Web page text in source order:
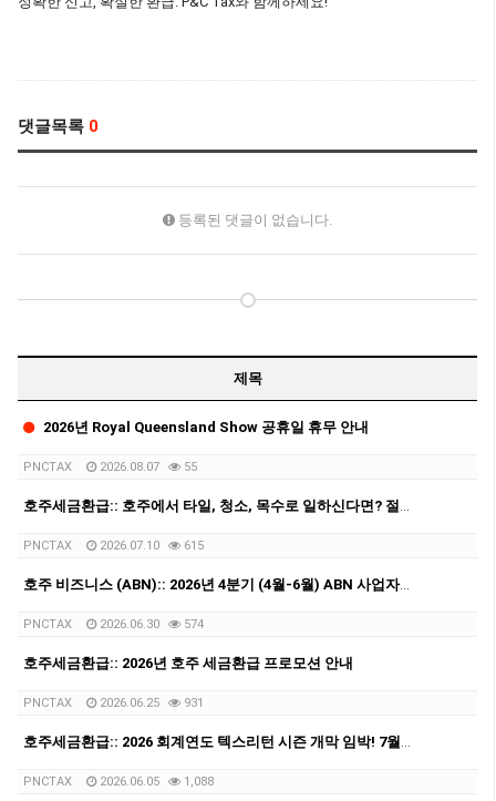
댓글목록 0
등록된 댓글이 없습니다.
제목
2026년 Royal Queensland Show 공휴일 휴무 안내
PNCTAX 2026.08.07 55
호주세금환급:: 호주에서 타일, 청소, 목수로 일하신다면? 절세할 수 있는 방법을 알고 계신가요?
PNCTAX 2026.07.10 615
호주 비즈니스 (ABN):: 2026년 4분기 (4월-6월) ABN 사업자 GST/BAS 신고 마감일 안내 (7월28일)
PNCTAX 2026.06.30 574
호주세금환급:: 2026년 호주 세금환급 프로모션 안내
PNCTAX 2026.06.25 931
호주세금환급:: 2026 회계연도 텍스리턴 시즌 개막 임박! 7월 텍스리턴 전 필수 체크: ATO 집중 세무조사 타겟 총정리
PNCTAX 2026.06.05 1,088